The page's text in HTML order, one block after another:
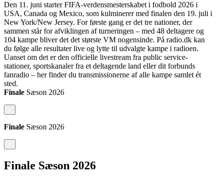
Den 11. juni starter FIFA-verdensmesterskabet i fodbold 2026 i
USA, Canada og Mexico, som kulminerer med finalen den 19. juli i
New York/New Jersey. For første gang er det tre nationer, der
sammen står for afviklingen af turneringen – med 48 deltagere og
104 kampe bliver det det største VM nogensinde. På radio.dk kan
du følge alle resultater live og lytte til udvalgte kampe i radioen.
Uanset om det er den officielle livestream fra public service-
stationer, sportskanaler fra et deltagende land eller dit forbunds
fanradio – her finder du transmissionerne af alle kampe samlet ét
sted.
Finale Sæson 2026
Finale Sæson 2026
Finale Sæson 2026